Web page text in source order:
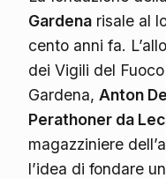
Gardena risale al
cento anni fa.
dei Vigili del
Gardena, Anton
Perathoner da
magazziniere
l’idea di fondare